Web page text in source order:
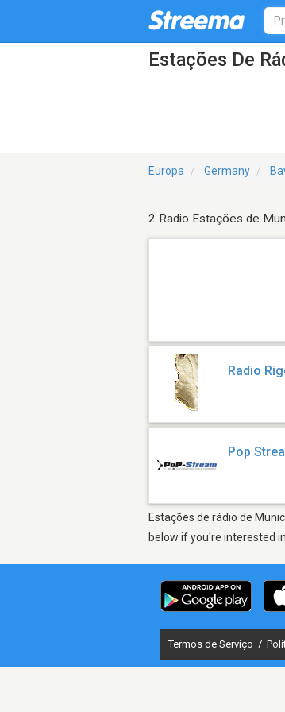
Estações De
Europa Germany
2 Radio Estações de
Radio
Pop
Estações de rádio de
below if you're interested
Termos de Serviço /